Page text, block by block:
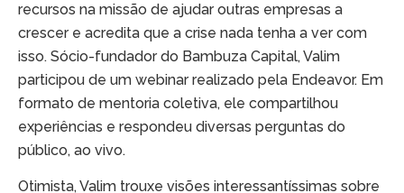
recursos na missão de ajudar outras empresas a
crescer e acredita que a crise nada tenha a ver com
isso. Sócio-fundador do Bambuza Capital, Valim
participou de um webinar realizado pela Endeavor. Em
formato de mentoria coletiva, ele compartilhou
experiências e respondeu diversas perguntas do
público, ao vivo.
Otimista, Valim trouxe visões interessantíssimas sobre